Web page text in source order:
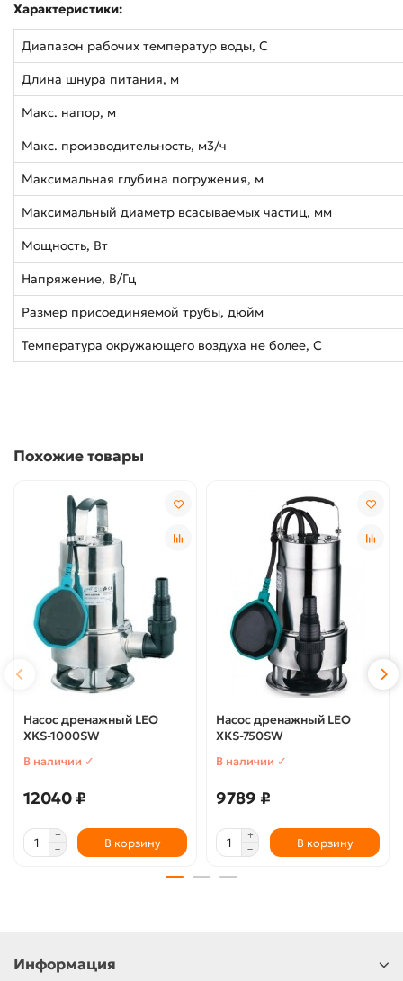
Характеристики:
Диапазон рабочих температур воды, С
Длина шнура питания, м
Макс. напор, м
Макс. производительность, м3/ч
Максимальная глубина погружения, м
Максимальный диаметр всасываемых частиц, мм
Мощность, Вт
Напряжение, В/Гц
Размер присоединяемой трубы, дюйм
Температура окружающего воздуха не более, С
Похожие товары
Насос дренажный LEO
XKS-1000SW
В наличии ✓
12040 ₽
В корзину
Насос дренажный LEO
XKS-750SW
В наличии ✓
9789 ₽
В корзину
Информация